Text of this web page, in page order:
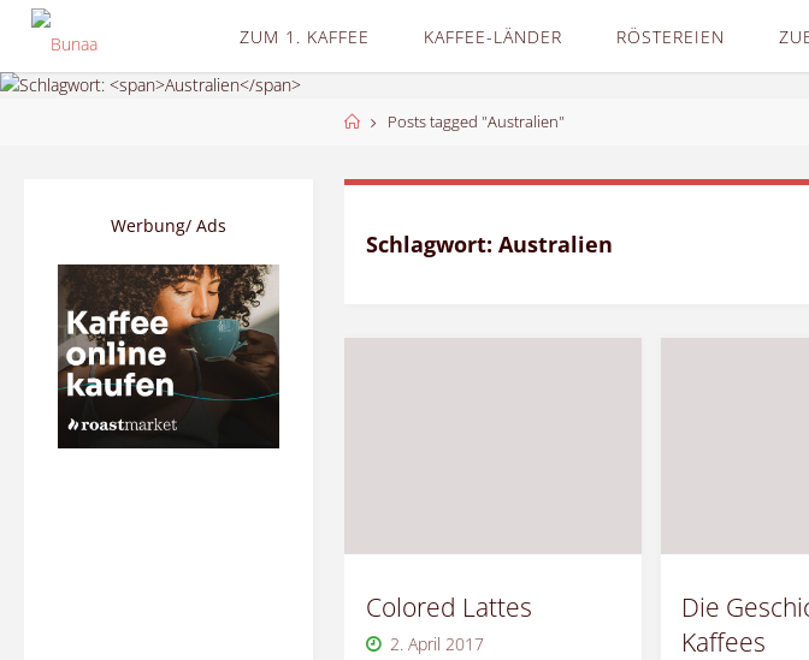
ZUM 1. KAFFEE KAFFEE-LÄNDER RÖSTEREIEN
HomePosts tagged "Australien"
Schlagwort:Australien
Colored Lattes
2. April 2017
Die
Kaffees
Werbung/ Ads